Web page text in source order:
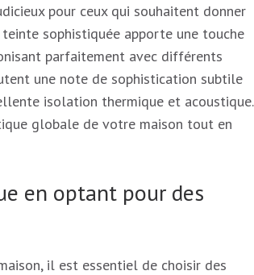
pour ceux qui souhaitent donner
sophistiquée apporte une touche
parfaitement avec différents
une note de sophistication subtile
isolation thermique et acoustique.
globale de votre maison tout en
en optant pour des
il est essentiel de choisir des